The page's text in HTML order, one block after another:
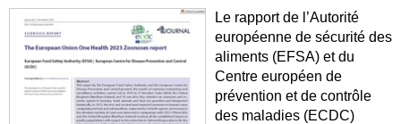
Le rapport de l’Autorité
européenne de sécurité des
aliments (EFSA) et du
Centre européen de
prévention et de contrôle
des maladies (ECDC)